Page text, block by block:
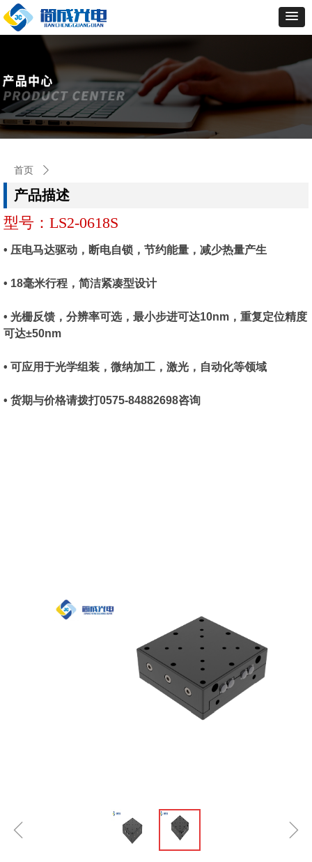
首页 ꄲ
ꁆ ꁇ
型号：LS2-0618S
• 压电马达驱动，断电自锁，节约能量，减少热量产生
• 18毫米行程，简洁紧凑型设计
• 光栅反馈，分辨率可选，最小步进可达10nm，重复定位精度
可达±50nm
• 可应用于光学组装，微纳加工，激光，自动化等领域
• 货期与价格请拨打0575-84882698咨询
产品描述